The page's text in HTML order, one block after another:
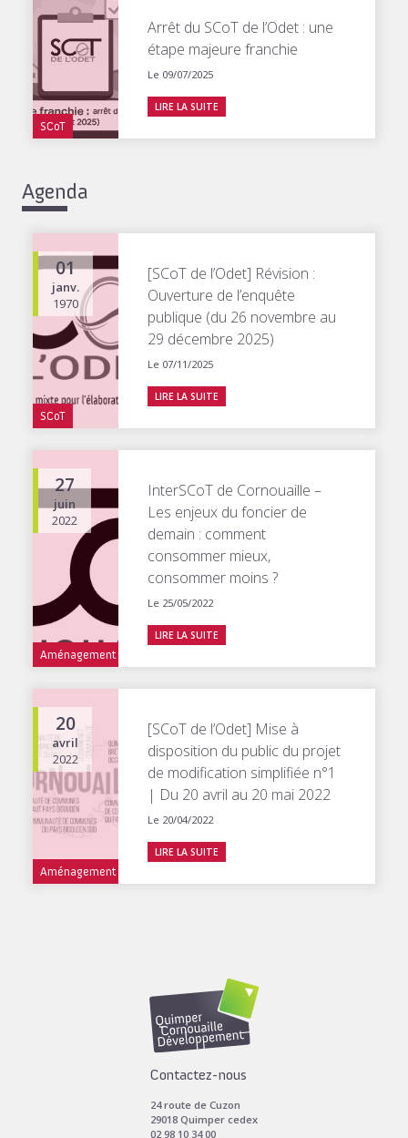
SCoT
Arrêt du SCoT de l’Odet : une
étape majeure franchie
Le 09/07/2025
LIRE LA SUITE
Agenda
01
janv.
1970
SCoT
[SCoT de l’Odet] Révision :
Ouverture de l’enquête
publique (du 26 novembre au
29 décembre 2025)
Le 07/11/2025
LIRE LA SUITE
27
juin
2022
Aménagement
InterSCoT de Cornouaille –
Les enjeux du foncier de
demain : comment
consommer mieux,
consommer moins ?
Le 25/05/2022
LIRE LA SUITE
20
avril
2022
Aménagement
[SCoT de l’Odet] Mise à
disposition du public du projet
de modification simplifiée n°1
| Du 20 avril au 20 mai 2022
Le 20/04/2022
LIRE LA SUITE
Contactez-nous
24 route de Cuzon
29018 Quimper cedex
02 98 10 34 00